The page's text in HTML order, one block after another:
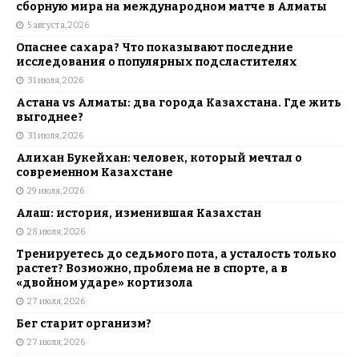
сборную мира на международном матче в Алматы
5 августа, 2026
Опаснее сахара? Что показывают последние
исследования о популярных подсластителях
31 июля, 2026
Астана vs Алматы: два города Казахстана. Где жить
выгоднее?
31 июля, 2026
Алихан Букейхан: человек, который мечтал о
современном Казахстане
29 июля, 2026
Алаш: история, изменившая Казахстан
28 июля, 2026
Тренируетесь до седьмого пота, а усталость только
растет? Возможно, проблема не в спорте, а в
«двойном ударе» кортизола
27 июля, 2026
Бег старит организм?
27 июля, 2026